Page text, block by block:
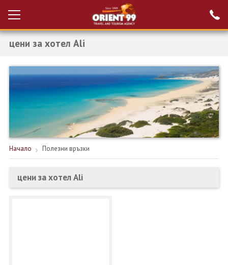
Вход за агенти
РАННИ ЗАПИСВАНИЯ ТУРЦИЯ
НОВА ГОДИНА ТУРЦИЯ
НОВА ГОДИНА
ПОЧИВКИ
КРУИЗИ
ЕКЗОТИКА
цени за хотел Ali
Начало Полезни връзки
цени за хотел Ali